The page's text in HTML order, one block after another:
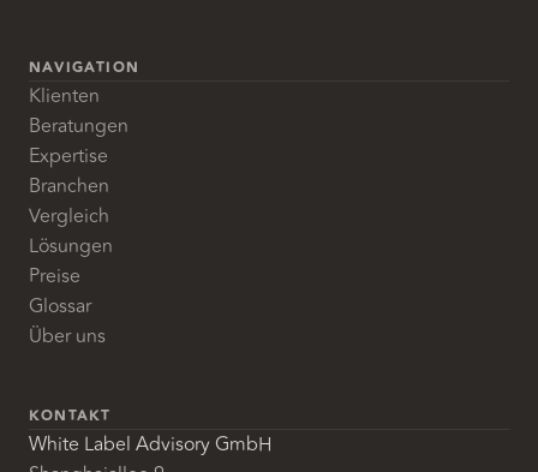
NAVIGATION
Klienten
Beratungen
Expertise
Branchen
Vergleich
Lösungen
Preise
Glossar
Über uns
KONTAKT
White Label Advisory GmbH